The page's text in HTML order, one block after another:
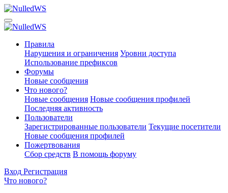
Правила
Нарушения и ограничения Уровни доступа
Использование префиксов
Форумы
Новые сообщения
Что нового?
Новые сообщения Новые сообщения профилей
Последняя активность
Пользователи
Зарегистрированные пользователи Текущие посетители
Новые сообщения профилей
Пожертвования
Сбор средств В помощь форуму
Вход Регистрация
Что нового?